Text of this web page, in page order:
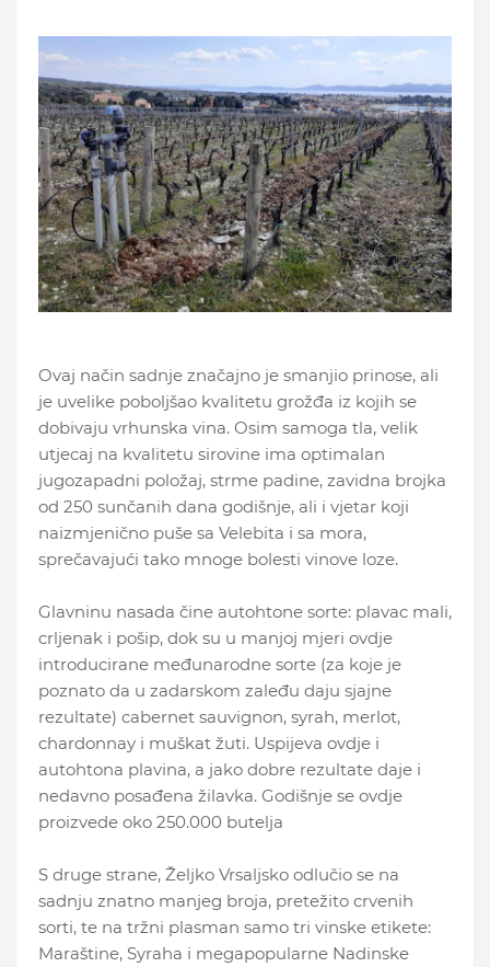
Ovaj način sadnje značajno je smanjio prinose, ali
je uvelike poboljšao kvalitetu grožđa iz kojih se
dobivaju vrhunska vina. Osim samoga tla, velik
utjecaj na kvalitetu sirovine ima optimalan
jugozapadni položaj, strme padine, zavidna brojka
od 250 sunčanih dana godišnje, ali i vjetar koji
naizmjenično puše sa Velebita i sa mora,
sprečavajući tako mnoge bolesti vinove loze.
Glavninu nasada čine autohtone sorte: plavac mali,
crljenak i pošip, dok su u manjoj mjeri ovdje
introducirane međunarodne sorte (za koje je
poznato da u zadarskom zaleđu daju sjajne
rezultate) cabernet sauvignon, syrah, merlot,
chardonnay i muškat žuti. Uspijeva ovdje i
autohtona plavina, a jako dobre rezultate daje i
nedavno posađena žilavka. Godišnje se ovdje
proizvede oko 250.000 butelja
S druge strane, Željko Vrsaljsko odlučio se na
sadnju znatno manjeg broja, pretežito crvenih
sorti, te na tržni plasman samo tri vinske etikete:
Maraštine, Syraha i megapopularne Nadinske